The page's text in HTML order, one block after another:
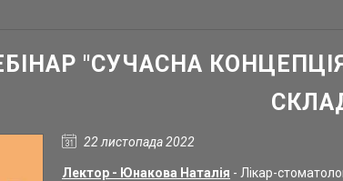
"СУЧАСНА
22 листопада 2022
Лектор - Юнакова Наталія - Лікар-